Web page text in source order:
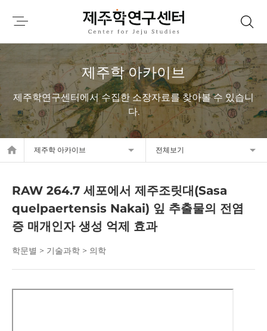
제주학 아카이브
제주학연구센터에서 수집한 소장자료를 찾아볼 수 있습니
다.
home 제주학 아카이브 전체보기
RAW 264.7 세포에서 제주조릿대(Sasa
quelpaertensis Nakai) 잎 추출물의 전염
증 매개인자 생성 억제 효과
학문별 > 기술과학 > 의학